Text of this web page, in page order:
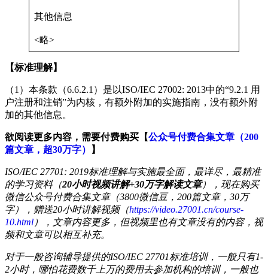
其他信息
<略>
【标准理解】
（1）本条款（6.6.2.1）是以ISO/IEC 27002: 2013中的“9.2.1 用
户注册和注销”为内核，有额外附加的实施指南，没有额外附
加的其他信息。
欲阅读更多内容，需要付费购买【公众号付费合集文章（200
篇文章，超30万字）
】
ISO/IEC 27701: 2019标准理解与实施最全面，最详尽，最精准
的学习资料（20小时视频讲解+30万字解读文章），现在购买
微信公众号付费合集文章（3800微信豆，200篇文章，30万
字），赠送20小时讲解视频（https://video.27001.cn/course-
10.html ），文章内容更多，但视频里也有文章没有的内容，视
频和文章可以相互补充。
对于一般咨询辅导提供的ISO/IEC 27701标准培训，一般只有1-
2小时，哪怕花费数千上万的费用去参加机构的培训，一般也